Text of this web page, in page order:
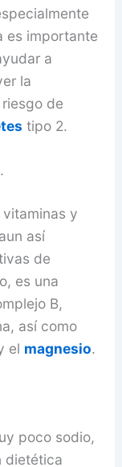
es importante
a
la
de
tipo 2.
y
así
de
es una
B,
así como
el magnesio.
poco sodio,
dietética